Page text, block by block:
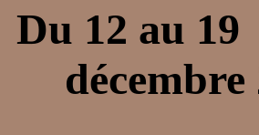
Du 12 au 19
décembre